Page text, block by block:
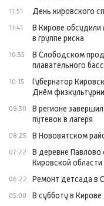
11:51 День кировского
11:41
В Кирове
в группе риска
10:35
В Слободском
плавательного
10:15
Губернатор
Днём
09:30
В регионе
путевок в лагеря
08:25 В Нововятском
07:22
В деревне Павлово
Кировской области
06:22 Ремонт детсада в
05:00 В субботу в